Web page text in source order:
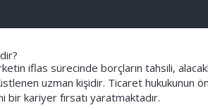
iflas sürecinde borçların tahsili,
uzman kişidir. Ticaret hukukunun
bir kariyer fırsatı yaratmaktadır.